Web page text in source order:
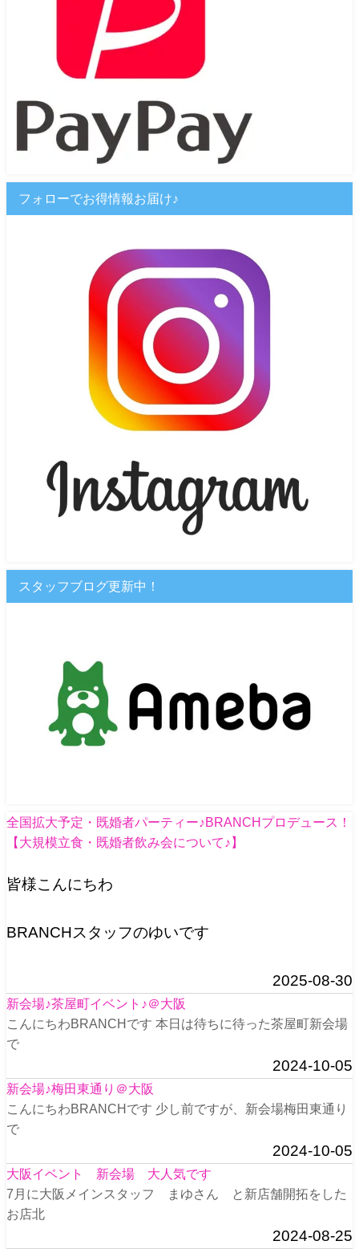
フォローでお得情報お届け♪
スタッフブログ更新中！
全国拡大予定・既婚者パーティー♪BRANCHプロデュース！
【大規模立食・既婚者飲み会について♪】
皆様こんにちわ
BRANCHスタッフのゆいです
2025-08-30
新会場♪茶屋町イベント♪＠大阪
こんにちわBRANCHです 本日は待ちに待った茶屋町新会場
で
2024-10-05
新会場♪梅田東通り＠大阪
こんにちわBRANCHです 少し前ですが、新会場梅田東通り
で
2024-10-05
大阪イベント 新会場 大人気です
7月に大阪メインスタッフ まゆさん と新店舗開拓をした
お店北
2024-08-25